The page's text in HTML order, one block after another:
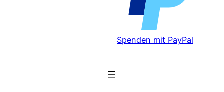
Spenden mit PayPal